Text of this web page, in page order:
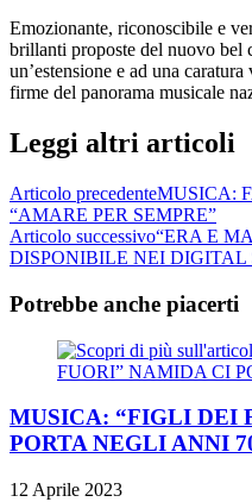
Emozionante, riconoscibile e
brillanti proposte del nuovo bel
un’estensione e ad una
firme del panorama musicale
Leggi altri articoli
Articolo precedenteMUSICA:
“AMARE PER SEMPRE”
Articolo successivo“ERA E
DISPONIBILE NEI DIGITAL
Potrebbe anche piacerti
MUSICA: “FIGLI DEI
PORTA NEGLI ANNI
12 Aprile 2023